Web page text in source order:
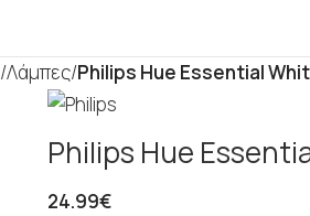
/Λάμπες/Philips Hue Essential
Philips Hue
24.99€